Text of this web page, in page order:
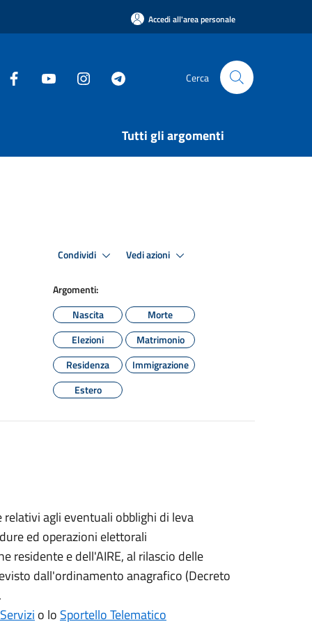
Accedi all'area personale
Cerca
Tutti gli argomenti
Condividi Vedi azioni
Argomenti:
Nascita
Morte
Elezioni
Matrimonio
Residenza
Immigrazione
Estero
agli eventuali obblighi di leva
ed operazioni elettorali
residente e dell'AIRE, al rilascio delle
dall'ordinamento anagrafico (Decreto
Servizi o lo Sportello Telematico